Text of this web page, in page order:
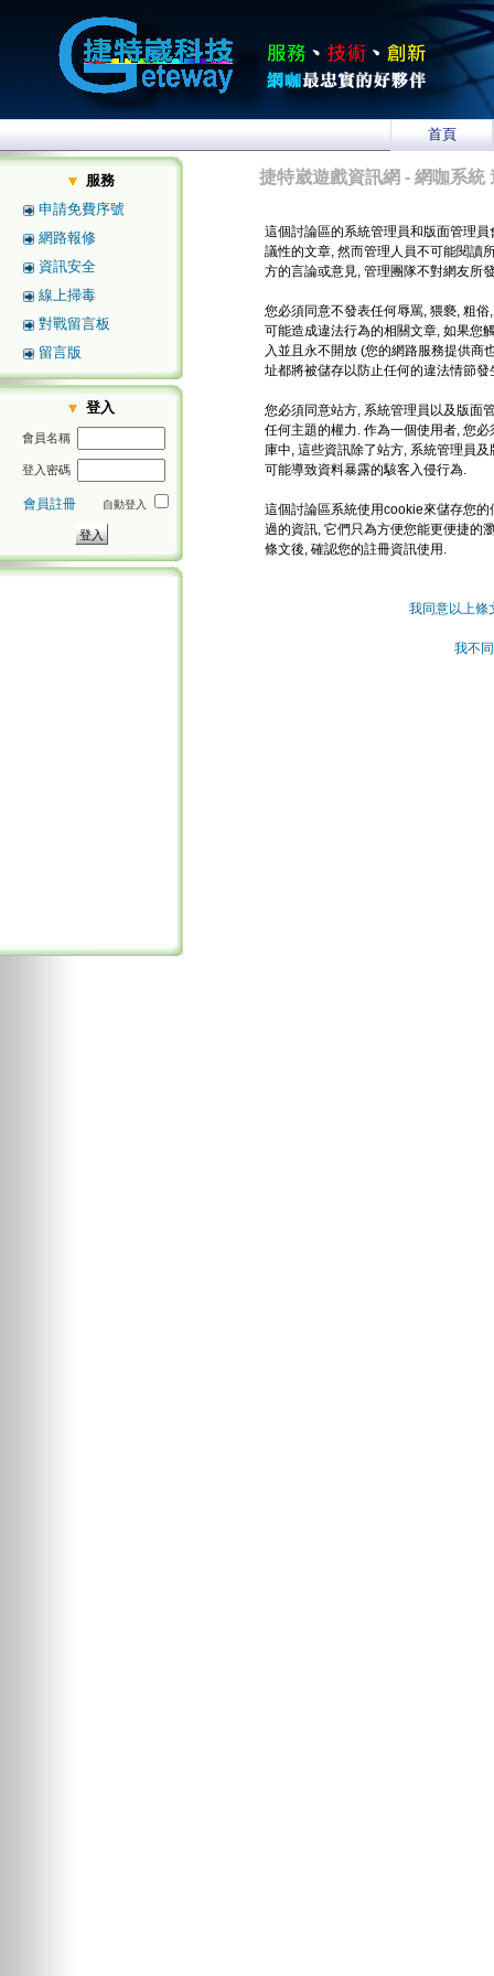
首頁
服務
申請免費序號
網路報修
資訊安全
線上掃毒
對戰留言板
留言版
登入
會員名稱
登入密碼
會員註冊 自動登入
捷特崴遊戲資訊網 - 網咖系統
這個討論區的系統管理員和版面管理
議性的文章, 然而管理人員不可能閱讀
方的言論或意見, 管理團隊不對網友所
您必須同意不發表任何辱罵, 猥褻, 粗
可能造成違法行為的相關文章, 如果您
入並且永不開放 (您的網路服務提供商
址都將被儲存以防止任何的違法情節發
您必須同意站方, 系統管理員以及版面
任何主題的權力. 作為一個使用者, 您
庫中, 這些資訊除了站方, 系統管理員
可能導致資料暴露的駭客入侵行為.
這個討論區系統使用cookie來儲存您
過的資訊, 它們只為方便您能更便捷的
條文後, 確認您的註冊資訊使用.
我同意以上條
我不